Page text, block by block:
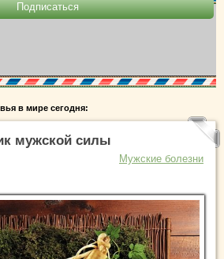
в мире сегодня:
мужской силы
Мужские болезни